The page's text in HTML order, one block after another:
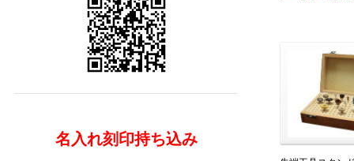
名入れ刻印持ち込み